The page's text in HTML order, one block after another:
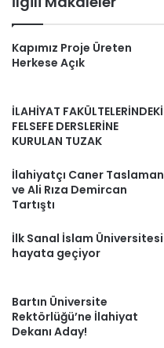
Kapımız Proje Üreten
Herkese Açık
İLAHİYAT FAKÜLTELERİNDEKİ
FELSEFE DERSLERİNE
KURULAN TUZAK
İlahiyatçı Caner Taslaman
ve Ali Rıza Demircan
Tartıştı
İlk Sanal İslam Üniversitesi
hayata geçiyor
Bartın Üniversite
Rektörlüğü’ne İlahiyat
Dekanı Aday!